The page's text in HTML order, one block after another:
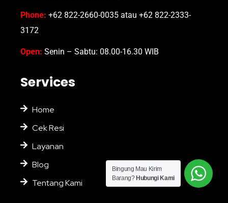
Phone: +62 822-2660-0035 atau +62 822-2333-
3172
Open: Senin – Sabtu: 08.00-16.30 WIB
Services
Home
Cek Resi
Layanan
Blog
Tentang Kami
Bingung Mau Kirim
Barang? Hubungi Kami